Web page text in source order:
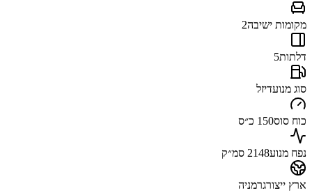
מקומות ישיבה2
דלתות5
סוג מנועדיזל
כוח סוס150 כ״ס
נפח מנוע2148 סמ״ק
ארץ ייצורגרמניה